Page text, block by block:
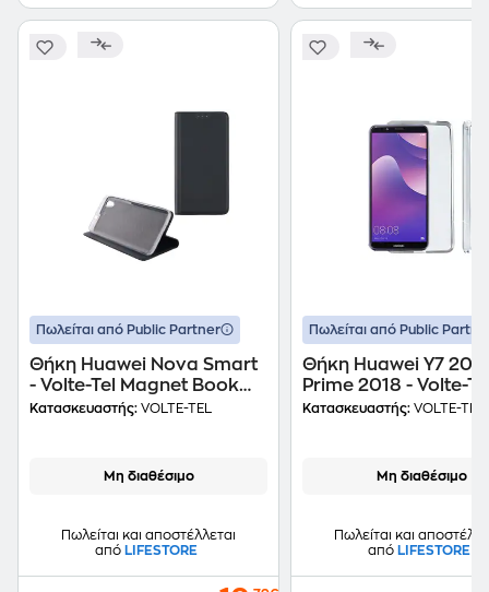
Πωλείται από Public Partner
Θήκη Huawei Nova Smart
- Volte-Tel Magnet Book
Stand - Dark Grey
Κατασκευαστής: VOLTE-TEL
Μη διαθέσιμο
Πωλείται και αποστέλλεται
από LIFESTORE
Πωλείται από Public
Θήκη Huawei Y7
Prime 2018 - Volte-
SlimColor TPU -
Κατασκευαστής: VOLTE-TEL
Μη διαθέσιμο
Πωλείται και
από LIFESTORE